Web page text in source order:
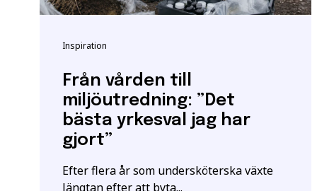
Inspiration
Från vården till
miljöutredning: ”Det
bästa yrkesval jag har
gjort”
Efter flera år som undersköterska växte
längtan efter att byta...
*Observera att detta inte
Jag ger
Grundläggande